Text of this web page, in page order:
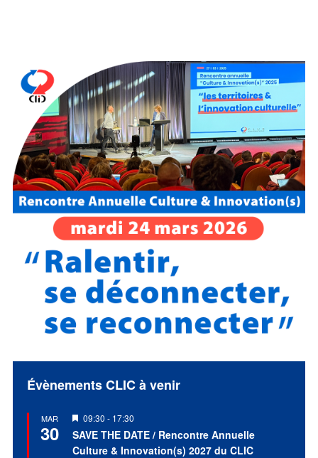
Évènements CLIC à venir
MAR
30
Mis
en
avant
09:30 - 17:30
SAVE THE DATE / Rencontre Annuelle
Culture & Innovation(s) 2027 du CLIC